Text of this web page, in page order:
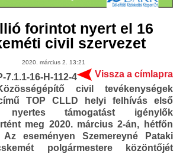
forintot nyert el 16
civil szervezet
2020. március 2. 13:21
Vissza a címlapra
16-H-112-4
civil tevékenységek
TOP CLLD helyi felhívás első
nyertes támogatást igénylők
meg 2020. március 2-án, hétfőn
eseményen Szemereyné Pataki
polgármestere közöntőjét